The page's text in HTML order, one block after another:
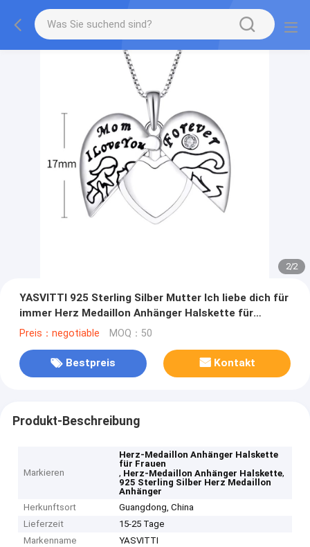
2/2
YASVITTI 925 Sterling Silber Mutter Ich liebe dich für
immer Herz Medaillon Anhänger Halskette für
Frauen
Preis：negotiable MOQ：50
Bestpreis Kontakt
Produkt-Beschreibung
Markieren
Herz-Medaillon Anhänger Halskette
für Frauen
, Herz-Medaillon Anhänger Halskette,
925 Sterling Silber Herz Medaillon
Anhänger
Herkunftsort
Guangdong, China
Lieferzeit
15-25 Tage
Markenname
YASVITTI